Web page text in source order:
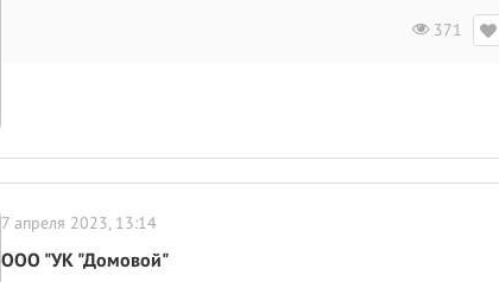
371
7 апреля 2023, 13:14
ООО "УК "Домовой"